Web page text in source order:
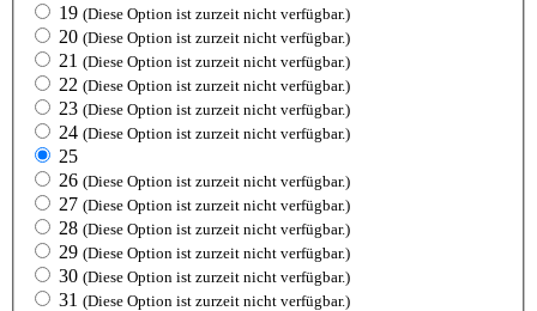
19 (Diese Option ist zurzeit nicht verfügbar.)
20 (Diese Option ist zurzeit nicht verfügbar.)
21 (Diese Option ist zurzeit nicht verfügbar.)
22 (Diese Option ist zurzeit nicht verfügbar.)
23 (Diese Option ist zurzeit nicht verfügbar.)
24 (Diese Option ist zurzeit nicht verfügbar.)
25
26 (Diese Option ist zurzeit nicht verfügbar.)
27 (Diese Option ist zurzeit nicht verfügbar.)
28 (Diese Option ist zurzeit nicht verfügbar.)
29 (Diese Option ist zurzeit nicht verfügbar.)
30 (Diese Option ist zurzeit nicht verfügbar.)
31 (Diese Option ist zurzeit nicht verfügbar.)